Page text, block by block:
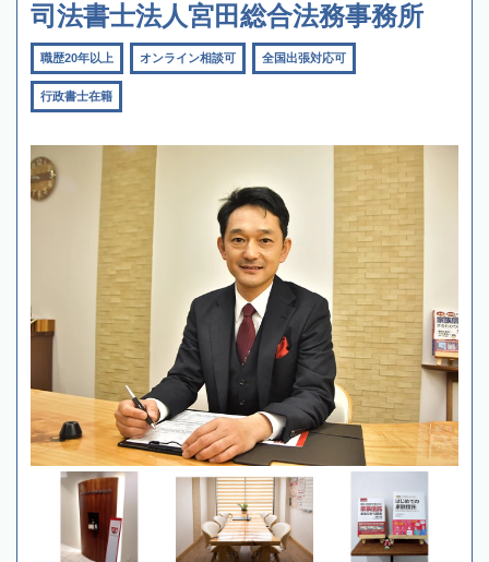
司法書士法人宮田総合法務事務所
職歴20年以上 オンライン相談可 全国出張対応可
行政書士在籍